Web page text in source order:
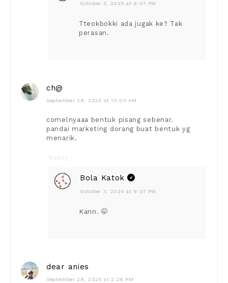
October 3, 2025 at 9:07 PM
Tteokbokki ada jugak ke? Tak
perasan.
ch@
September 28, 2025 at 10:00 AM
comelnyaaa bentuk pisang sebenar.
pandai marketing dorang buat bentuk yg
menarik.
Reply
Bola Katok
October 3, 2025 at 9:07 PM
Kann. 🤭
dear anies
September 28, 2025 at 2:26 PM